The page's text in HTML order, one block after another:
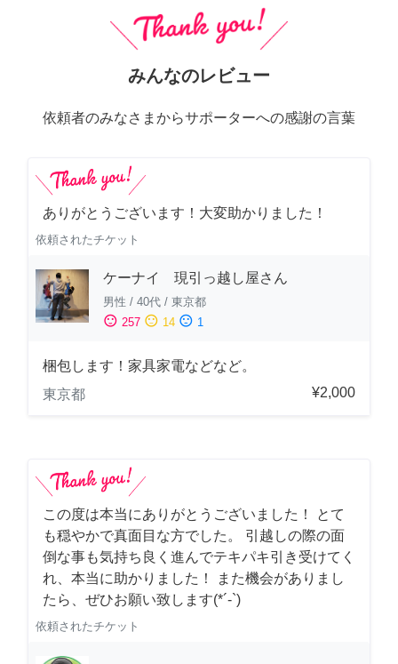
みんなのレビュー
依頼者のみなさまからサポーターへの感謝の言葉
ありがとうございます！大変助かりました！
依頼されたチケット
ケーナイ 現引っ越し屋さん
男性 / 40代 / 東京都
sentiment_satisfied 257 sentiment_neutral 14 sentiment_dissatisfied 1
梱包します！家具家電などなど。
東京都
¥2,000
この度は本当にありがとうございました！ とて
も穏やかで真面目な方でした。 引越しの際の面
倒な事も気持ち良く進んでテキパキ引き受けてく
れ、本当に助かりました！ また機会がありまし
たら、ぜひお願い致します(*´-`)
依頼されたチケット